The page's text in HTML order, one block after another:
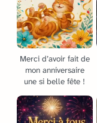
Merci d’avoir fait de
mon anniversaire
une si belle fête !